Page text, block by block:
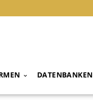
DATENBANKEN